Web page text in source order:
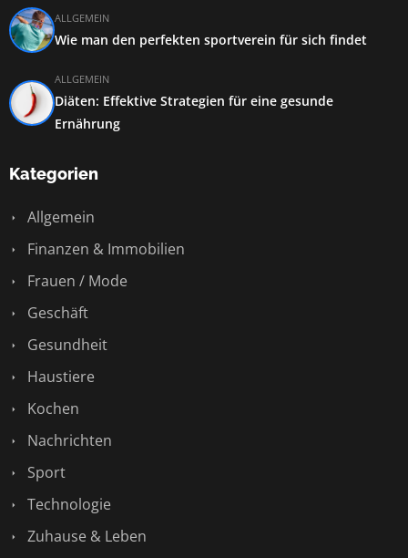
ALLGEMEIN
Wie man den perfekten sportverein für sich findet
ALLGEMEIN
Diäten: Effektive Strategien für eine gesunde
Ernährung
Kategorien
Allgemein
Finanzen & Immobilien
Frauen / Mode
Geschäft
Gesundheit
Haustiere
Kochen
Nachrichten
Sport
Technologie
Zuhause & Leben